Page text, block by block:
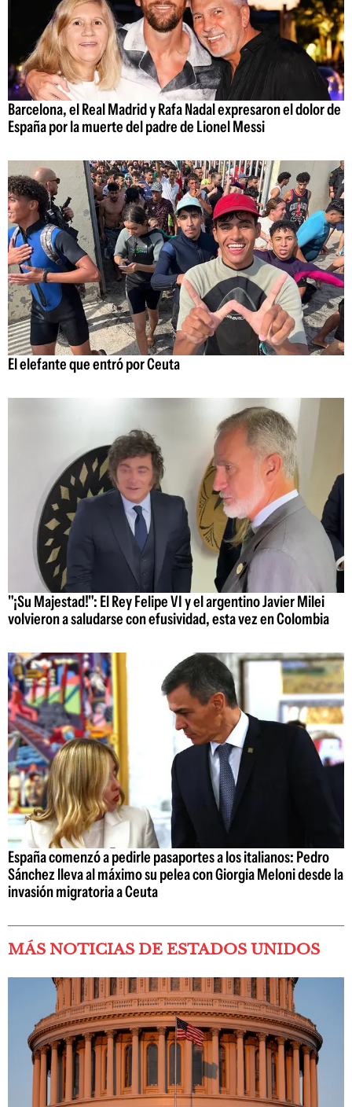
Barcelona, el Real Madrid y Rafa Nadal expresaron el dolor de
España por la muerte del padre de Lionel Messi
El elefante que entró por Ceuta
"¡Su Majestad!": El Rey Felipe VI y el argentino Javier Milei
volvieron a saludarse con efusividad, esta vez en Colombia
España comenzó a pedirle pasaportes a los italianos: Pedro
Sánchez lleva al máximo su pelea con Giorgia Meloni desde la
invasión migratoria a Ceuta
MÁS NOTICIAS DE ESTADOS UNIDOS